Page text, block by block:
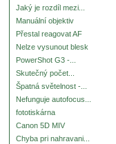
Jaký je rozdíl mezi...
Manuální objektiv
Přestal reagovat AF
Nelze vysunout blesk
PowerShot G3 -...
Skutečný počet...
Špatná světelnost -...
Nefunguje autofocus...
fototiskárna
Canon 5D MIV
Chyba pri nahravani...